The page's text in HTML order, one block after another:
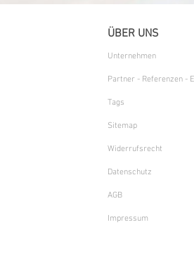
ÜBER UNS
Unternehmen
Partner - Referenzen -
Tags
Sitemap
Widerrufsrecht
Datenschutz
AGB
Impressum